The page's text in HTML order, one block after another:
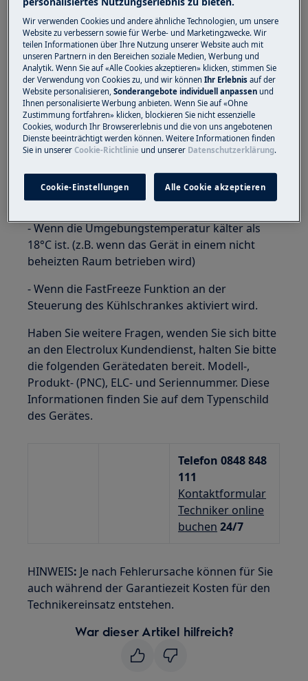
Ist die Ausgleichsheizung in Betrieb erwärmt
sich das Innengehäuse an dieser Stelle leicht.
Solange die Temperaturen im Kühlschrank und
Tiefkühlfach in Ordnung sind besteht keinen
Grund zur Sorge. Der Kühlschrank regelt die
Heizung selbständig und benötigt diese bei
bestimmten Bedingungen damit die
Temperaturen im Kühlschrank und Tiefkühlfach
stabil bleiben.
Die Heizung wird unter folgenden Bedingungen
eingeschalten:
- Wenn die Umgebungstemperatur kälter als
18°C ist. (z.B. wenn das Gerät in einem nicht
beheizten Raum betrieben wird)
- Wenn die FastFreeze Funktion an der
Steuerung des Kühlschrankes aktiviert wird.
Haben Sie weitere Fragen, wenden Sie sich bitte
an den Electrolux Kundendienst, halten Sie bitte
die folgenden Gerätedaten bereit. Modell-,
Produkt- (PNC), ELC- und Seriennummer. Diese
Informationen finden Sie auf dem Typenschild
des Gerätes.
Telefon 0848 848
111
Kontaktformular
Techniker online
buchen 24/7
HINWEIS: Je nach Fehlerursache können für Sie
auch während der Garantiezeit Kosten für den
Technikereinsatz entstehen.
War dieser Artikel hilfreich?
Wir verwenden Cookies und andere ähnliche Technologien, um unsere
Website zu verbessern sowie für Werbe- und Marketingzwecke. Wir
teilen Informationen über Ihre Nutzung unserer Website auch mit
unseren Partnern in den Bereichen soziale Medien, Werbung und
Analytik. Wenn Sie auf «Alle Cookies akzeptieren» klicken, stimmen Sie
der Verwendung von Cookies zu, und wir könnenIhr Erlebnisauf der
Website personalisieren,Sonderangebote individuell anpassen und
Ihnen personalisierte Werbung anbieten. Wenn Sie auf «Ohne
Zustimmung fortfahren» klicken, blockieren Sie nicht essenzielle
Cookies, wodurch Ihr Browsererlebnis und die von uns angebotenen
Dienste beeinträchtigt werden können. Weitere Informationen finden
Sie in unsererCookie-Richtlinie und unserer Datenschutzerklärung.
Cookie-Einstellungen Alle Cookie akzeptieren